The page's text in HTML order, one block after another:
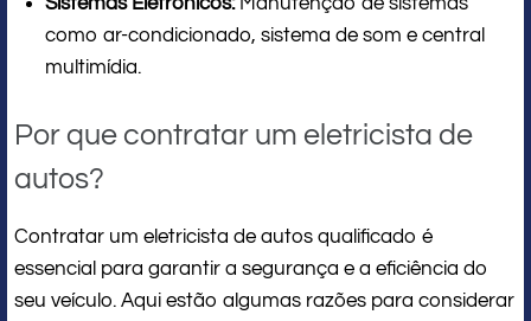
como ar-condicionado, sistema de som e central
multimídia.
Por que contratar um eletricista de
autos?
Contratar um eletricista de autos qualificado é
essencial para garantir a segurança e a eficiência do
seu veículo. Aqui estão algumas razões para considerar